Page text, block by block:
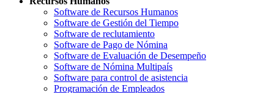
Software de Recursos Humanos
Software de Gestión del Tiempo
Software de reclutamiento
Software de Pago de Nómina
Software de Evaluación de Desempeño
Software de Nómina Multipaís
Software para control de asistencia
Programación de Empleados